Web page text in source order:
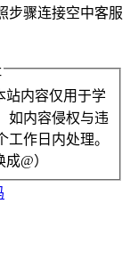
骤连接空中客服
站内容仅用于学
如内容侵权与违
作日内处理。
@）